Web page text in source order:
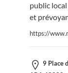
public
et
https://
9 Place